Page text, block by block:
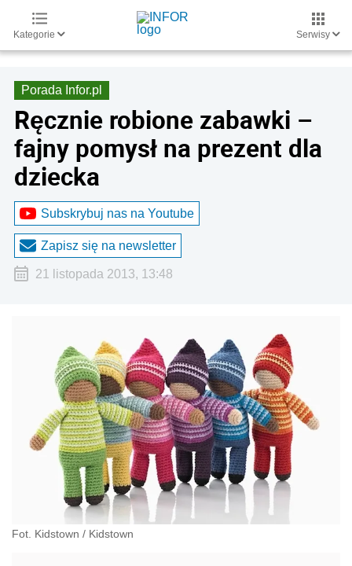
Kategorie Serwisy
Porada Infor.pl
Ręcznie robione zabawki –
fajny pomysł na prezent dla
dziecka
Subskrybuj nas na Youtube
Zapisz się na newsletter
21 listopada 2013, 13:48
Fot. Kidstown / Kidstown